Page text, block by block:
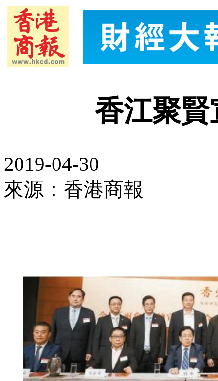
香江聚
2019-04-30
來源：香港商報